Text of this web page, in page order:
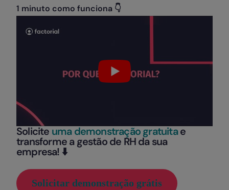
1 minuto como funciona 👇
Solicite uma demonstração gratuitae
transforme a gestão de RH da sua
empresa! ⬇️
Solicitar demonstração grátis